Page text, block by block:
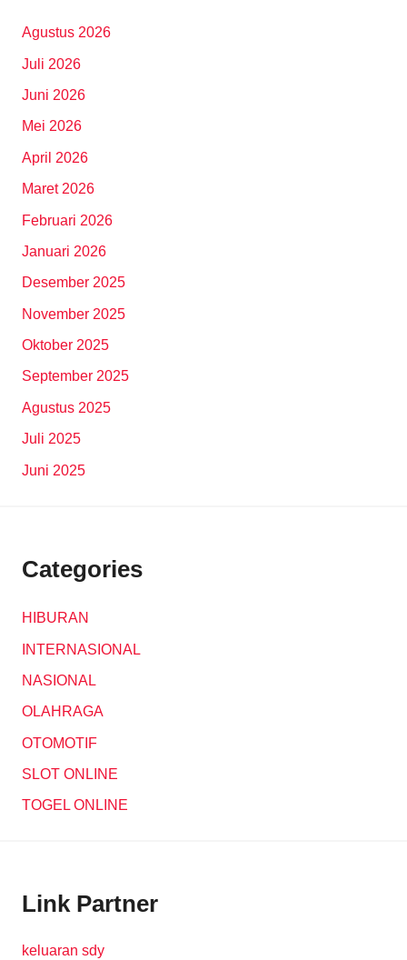
Agustus 2026
Juli 2026
Juni 2026
Mei 2026
April 2026
Maret 2026
Februari 2026
Januari 2026
Desember 2025
November 2025
Oktober 2025
September 2025
Agustus 2025
Juli 2025
Juni 2025
Categories
HIBURAN
INTERNASIONAL
NASIONAL
OLAHRAGA
OTOMOTIF
SLOT ONLINE
TOGEL ONLINE
Link Partner
keluaran sdy